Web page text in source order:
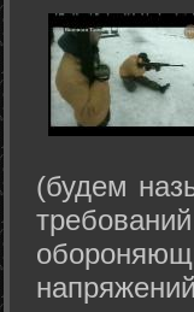
(будем